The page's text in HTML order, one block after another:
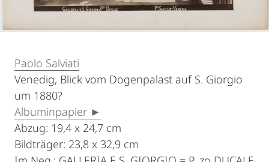
Paolo Salviati
Venedig, Blick vom Dogenpalast auf S. Giorgio
um 1880?
Albuminpapier ►
Abzug: 19,4 x 24,7 cm
Bildträger: 23,8 x 32,9 cm